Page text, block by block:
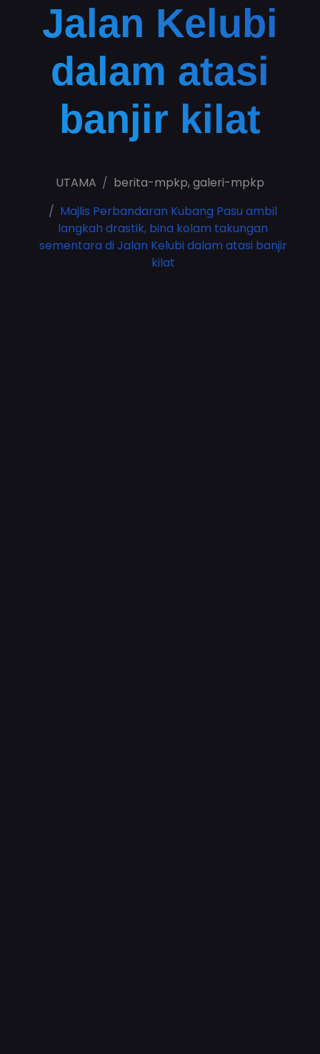
Jalan Kelubi
dalam atasi
banjir kilat
UTAMA berita-mpkp,galeri-mpkp
Majlis Perbandaran Kubang Pasu ambil
langkah drastik, bina kolam takungan
sementara di Jalan Kelubi dalam atasi banjir
kilat